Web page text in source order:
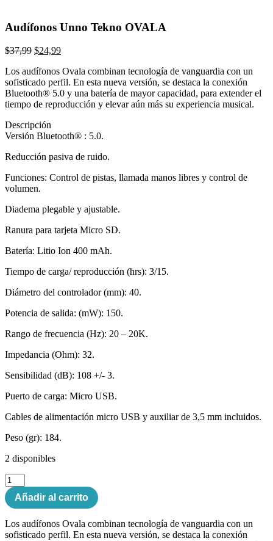
Audífonos Unno Tekno OVALA
$37,99 El
original
era:
$37,99.
$24,99El
actual
es:
$24,99.
Los audífonos Ovala combinan tecnología de vanguardia con un
sofisticado perfil. En esta nueva versión, se destaca la conexión
Bluetooth® 5.0 y una batería de mayor capacidad, para extender el
tiempo de reproducción y elevar aún más su experiencia musical.
Descripción
Versión Bluetooth® : 5.0.
Reducción pasiva de ruido.
Funciones: Control de pistas, llamada manos libres y control de
volumen.
Diadema plegable y ajustable.
Ranura para tarjeta Micro SD.
Batería: Litio Ion 400 mAh.
Tiempo de carga/ reproducción (hrs): 3/15.
Diámetro del controlador (mm): 40.
Potencia de salida: (mW): 150.
Rango de frecuencia (Hz): 20 – 20K.
Impedancia (Ohm): 32.
Sensibilidad (dB): 108 +/- 3.
Puerto de carga: Micro USB.
Cables de alimentación micro USB y auxiliar de 3,5 mm incluidos.
Peso (gr): 184.
2 disponibles
Audífonos
Unno
Tekno
OVALA
cantidad
Añadir al carrito
Los audífonos Ovala combinan tecnología de vanguardia con un
sofisticado perfil. En esta nueva versión, se destaca la conexión